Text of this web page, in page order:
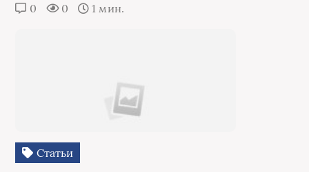
0 0 1 мин.
Статьи